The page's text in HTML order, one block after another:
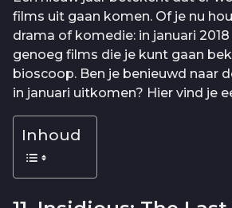
films uit gaan komen. Of je nu
drama of komedie: in januari
genoeg films die je kunt gaan
bioscoop. Ben je benieuwd naar
in januari uitkomen? Hier vind je
Inhoud